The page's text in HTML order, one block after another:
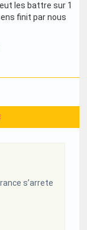
les battre sur 1
finit par nous
s’arrete